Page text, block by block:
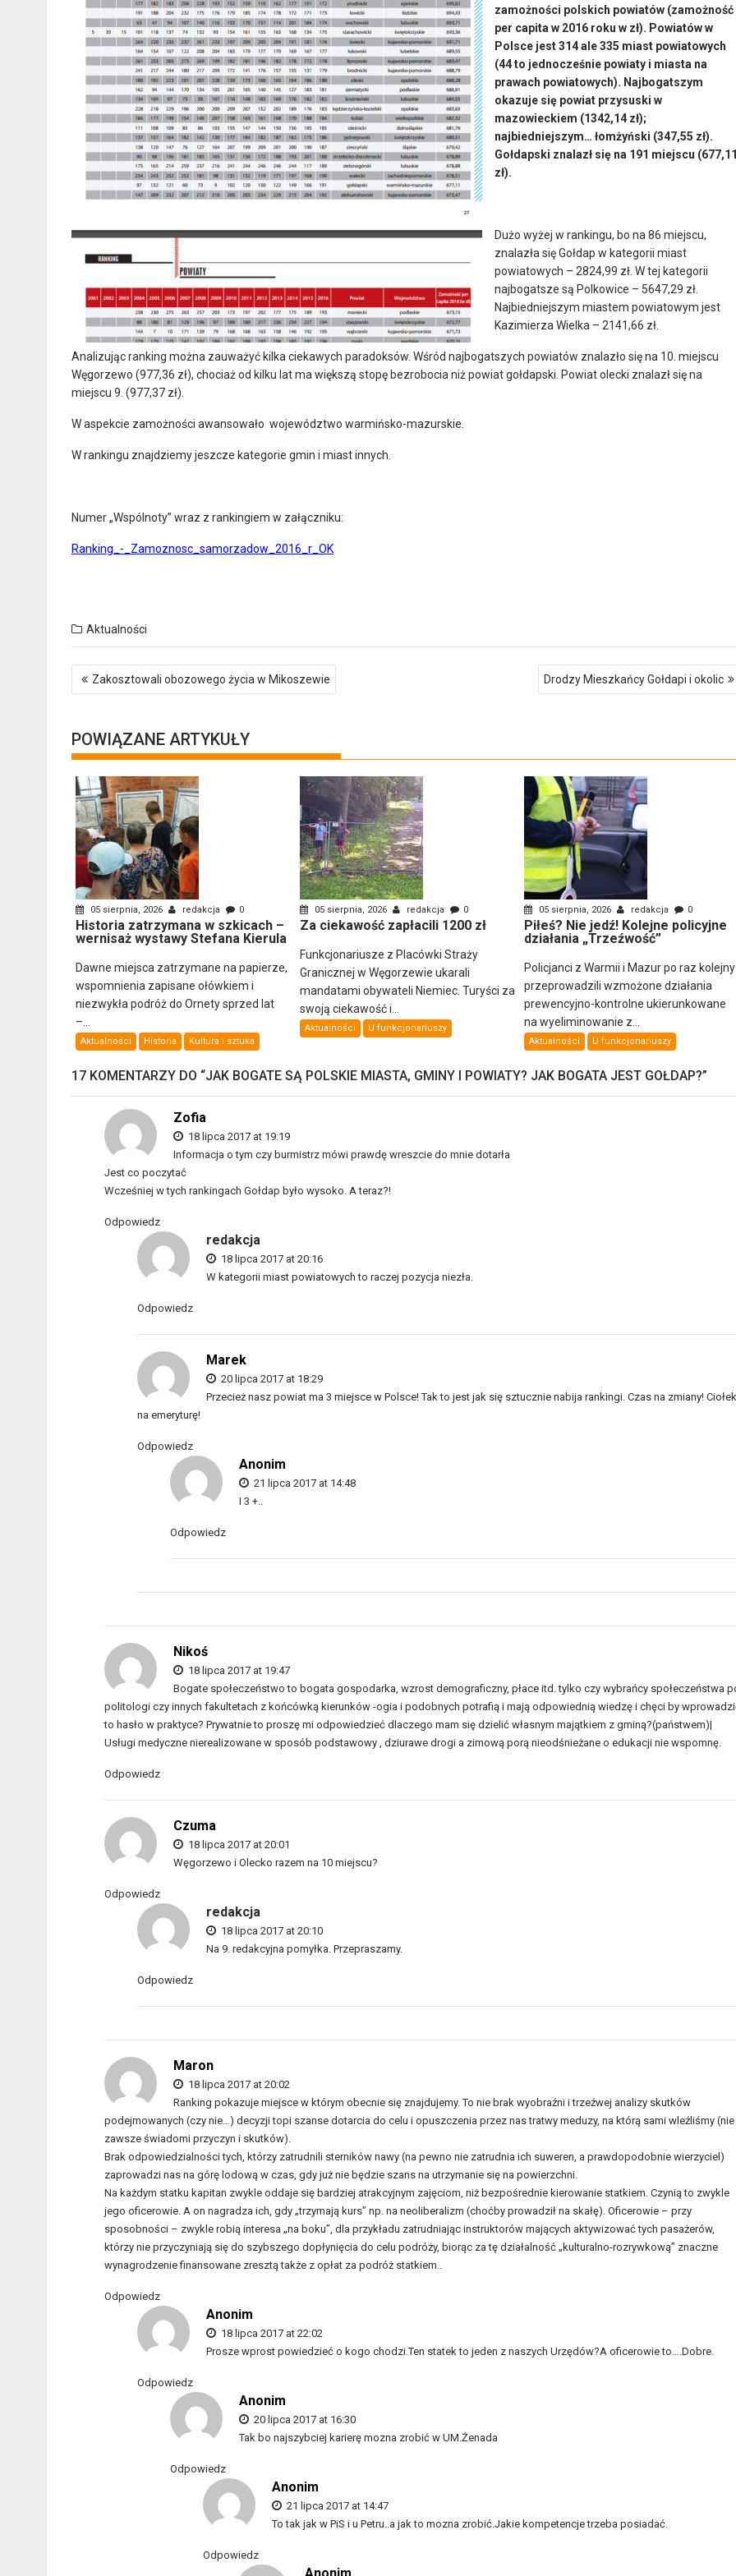
zamożności polskich powiatów (zamożność
per capita w 2016 roku w zł). Powiatów w
Polsce jest 314 ale 335 miast powiatowych
(44 to jednocześnie powiaty i miasta na
prawach powiatowych). Najbogatszym
okazuje się powiat przysuski w
mazowieckiem (1342,14 zł);
najbiedniejszym… łomżyński (347,55 zł).
Gołdapski znalazł się na 191 miejscu
zł).
Dużo wyżej w rankingu, bo na 86 miejscu,
znalazła się Gołdap w kategorii miast
powiatowych – 2824,99 zł. W tej kategorii
najbogatsze są Polkowice – 5647,29 zł.
Najbiedniejszym miastem powiatowym jest
Kazimierza Wielka – 2141,66 zł.
Analizując ranking można zauważyć kilka ciekawych paradoksów. Wśród najbogatszych powiatów znalazło się na 10. miejscu
Węgorzewo (977,36 zł), chociaż od kilku lat ma większą stopę bezrobocia niż powiat gołdapski. Powiat olecki znalazł się na
miejscu 9. (977,37 zł).
W aspekcie zamożności awansowało województwo warmińsko-mazurskie.
W rankingu znajdziemy jeszcze kategorie gmin i miast innych.
Numer „Wspólnoty” wraz z rankingiem w załączniku:
Ranking_-_Zamoznosc_samorzadow_2016_r_OK
Aktualności
Nawigacja
wpisu
Zakosztowali obozowego życia w Mikoszewie Drodzy Mieszkańcy Gołdapi i okolic
POWIĄZANE ARTYKUŁY
05 sierpnia, 2026 redakcja 0
Historia zatrzymana w szkicach –
wernisaż wystawy Stefana Kierula
Dawne miejsca zatrzymane na papierze,
wspomnienia zapisane ołówkiem i
niezwykła podróż do Ornety sprzed lat
–...
Aktualności Historia Kultura i sztuka
05 sierpnia, 2026 redakcja 0
Za ciekawość zapłacili 1200 zł
Funkcjonariusze z Placówki Straży
Granicznej w Węgorzewie ukarali
mandatami obywateli Niemiec. Turyści za
swoją ciekawość i...
Aktualności U funkcjonariuszy
05 sierpnia, 2026 redakcja 0
Piłeś? Nie jedź! Kolejne policyjne
działania „Trzeźwość”
Policjanci z Warmii i Mazur po raz kolejny
przeprowadzili wzmożone działania
prewencyjno-kontrolne ukierunkowane
na wyeliminowanie z...
Aktualności U funkcjonariuszy
17 KOMENTARZY DO “JAK BOGATE SĄ POLSKIE MIASTA, GMINY I POWIATY? JAK BOGATA JEST GOŁDAP?”
Zofia
18 lipca 2017 at 19:19
Informacja o tym czy burmistrz mówi prawdę wreszcie do mnie dotarła
Jest co poczytać
Wcześniej w tych rankingach Gołdap było wysoko. A teraz?!
Odpowiedz
redakcja
18 lipca 2017 at 20:16
W kategorii miast powiatowych to raczej pozycja niezła.
Odpowiedz
Marek
20 lipca 2017 at 18:29
Przecież nasz powiat ma 3 miejsce w Polsce! Tak to jest jak się sztucznie nabija rankingi. Czas na zmiany! Ciołek
na emeryturę!
Odpowiedz
Anonim
21 lipca 2017 at 14:48
I 3 +..
Odpowiedz
Nikoś
18 lipca 2017 at 19:47
Bogate społeczeństwo to bogata gospodarka, wzrost demograficzny, płace itd. tylko czy wybrańcy społeczeństwa
politologi czy innych fakultetach z końcówką kierunków -ogia i podobnych potrafią i mają odpowiednią wiedzę i chęci by
to hasło w praktyce? Prywatnie to proszę mi odpowiedzieć dlaczego mam się dzielić własnym majątkiem z gminą?(państwem)|
Usługi medyczne nierealizowane w sposób podstawowy , dziurawe drogi a zimową porą nieodśnieżane o edukacji nie wspomnę.
Odpowiedz
Czuma
18 lipca 2017 at 20:01
Węgorzewo i Olecko razem na 10 miejscu?
Odpowiedz
redakcja
18 lipca 2017 at 20:10
Na 9. redakcyjna pomyłka. Przepraszamy.
Odpowiedz
Maron
18 lipca 2017 at 20:02
Ranking pokazuje miejsce w którym obecnie się znajdujemy. To nie brak wyobraźni i trzeźwej analizy skutków
podejmowanych (czy nie…) decyzji topi szanse dotarcia do celu i opuszczenia przez nas tratwy meduzy, na którą sami wleźliśmy (nie
zawsze świadomi przyczyn i skutków).
Brak odpowiedzialności tych, którzy zatrudnili sterników nawy (na pewno nie zatrudnia ich suweren, a prawdopodobnie wierzyciel)
zaprowadzi nas na górę lodową w czas, gdy już nie będzie szans na utrzymanie się na powierzchni.
Na każdym statku kapitan zwykle oddaje się bardziej atrakcyjnym zajęciom, niż bezpośrednie kierowanie statkiem. Czynią to zwykle
jego oficerowie. A on nagradza ich, gdy „trzymają kurs” np. na neoliberalizm (choćby prowadził na skałę). Oficerowie – przy
sposobności – zwykle robią interesa „na boku”, dla przykładu zatrudniając instruktorów mających aktywizować tych pasażerów,
którzy nie przyczyniają się do szybszego dopłynięcia do celu podróży, biorąc za tę działalność „kulturalno-rozrywkową” znaczne
wynagrodzenie finansowane zresztą także z opłat za podróż statkiem..
Odpowiedz
Anonim
18 lipca 2017 at 22:02
Prosze wprost powiedzieć o kogo chodzi.Ten statek to jeden z naszych Urzędów?A oficerowie to….Dobre.
Odpowiedz
Anonim
20 lipca 2017 at 16:30
Tak bo najszybciej karierę mozna zrobić w UM.Żenada
Odpowiedz
Anonim
21 lipca 2017 at 14:47
To tak jak w PiS i u Petru..a jak to mozna zrobić.Jakie kompetencje trzeba posiadać.
Odpowiedz